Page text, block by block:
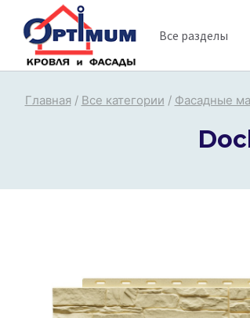
содержимому
Все разделы
Главная / Все категории / Фасадные